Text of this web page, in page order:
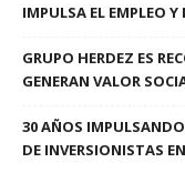
IMPULSA EL EMPLEO
GRUPO HERDEZ ES
GENERAN VALOR
30 AÑOS IMPULSANDO
DE INVERSIONISTAS